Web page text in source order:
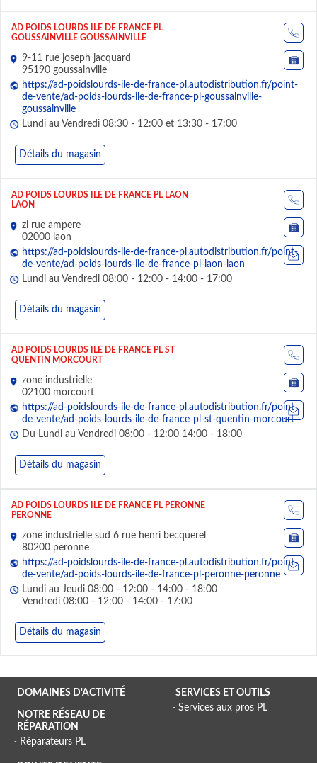
AD POIDS LOURDS ILE DE FRANCE PL
GOUSSAINVILLE GOUSSAINVILLE
9-11 rue joseph jacquard
95190 goussainville
https://ad-poidslourds-ile-de-france-pl.autodistribution.fr/point-
de-vente/ad-poids-lourds-ile-de-france-pl-goussainville-
goussainville
Lundi au Vendredi 08:30 - 12:00 et 13:30 - 17:00
Détails du magasin
AD POIDS LOURDS ILE DE FRANCE PL LAON
LAON
zi rue ampere
02000 laon
https://ad-poidslourds-ile-de-france-pl.autodistribution.fr/point-
de-vente/ad-poids-lourds-ile-de-france-pl-laon-laon
Lundi au Vendredi 08:00 - 12:00 - 14:00 - 17:00
Détails du magasin
AD POIDS LOURDS ILE DE FRANCE PL ST
QUENTIN MORCOURT
zone industrielle
02100 morcourt
https://ad-poidslourds-ile-de-france-pl.autodistribution.fr/point-
de-vente/ad-poids-lourds-ile-de-france-pl-st-quentin-morcourt
Du Lundi au Vendredi 08:00 - 12:00 14:00 - 18:00
Détails du magasin
AD POIDS LOURDS ILE DE FRANCE PL PERONNE
PERONNE
zone industrielle sud 6 rue henri becquerel
80200 peronne
https://ad-poidslourds-ile-de-france-pl.autodistribution.fr/point-
de-vente/ad-poids-lourds-ile-de-france-pl-peronne-peronne
Lundi au Jeudi 08:00 - 12:00 - 14:00 - 18:00
Vendredi 08:00 - 12:00 - 14:00 - 17:00
Détails du magasin
DOMAINES D'ACTIVITÉ
NOTRE RÉSEAU DE
RÉPARATION
Réparateurs PL
SERVICES ET OUTILS
Services aux pros PL